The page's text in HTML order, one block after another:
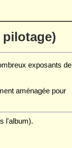
pilotage)
exposants de
aménagée pour
l'album).